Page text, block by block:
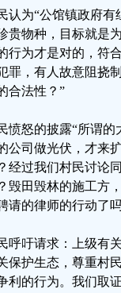
认为“公馆镇政府
贵物种，目标就是
行为才是对的，符
罪，有人故意阻挠
合法性？”
愤怒的披露“所谓
公司做光伏，才来
经过我们村民讨论
毁田毁林的施工方
请的律师的行动了
呼吁请求：上级有
保护生态，尊重村
利的行为。我们取